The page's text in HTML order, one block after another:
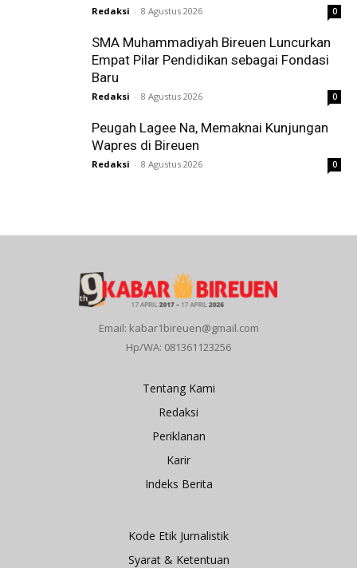
Redaksi - 8 Agustus 2026 0
SMA Muhammadiyah Bireuen Luncurkan
Empat Pilar Pendidikan sebagai Fondasi
Baru
Redaksi - 8 Agustus 2026 0
Peugah Lagee Na, Memaknai Kunjungan
Wapres di Bireuen
Redaksi - 8 Agustus 2026 0
Email: kabar1bireuen@gmail.com
Hp/WA: 081361123256
Tentang Kami
Redaksi
Periklanan
Karir
Indeks Berita
Kode Etik Jurnalistik
Syarat & Ketentuan